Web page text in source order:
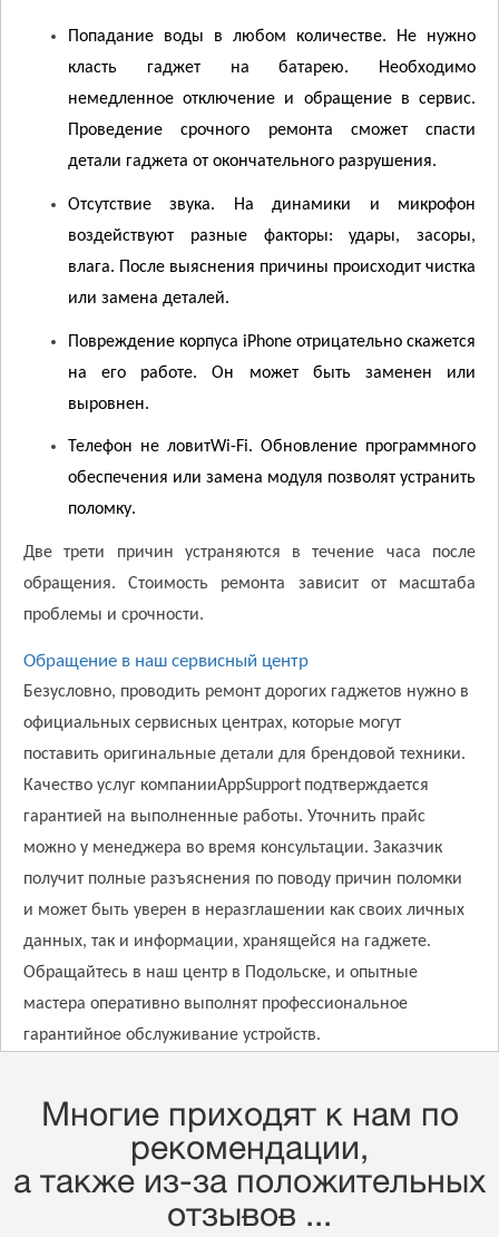
Попадание воды в любом количестве. Не нужно
класть гаджет на батарею. Необходимо
немедленное отключение и обращение в сервис.
Проведение срочного ремонта сможет спасти
детали гаджета от окончательного разрушения.
Отсутствие звука. На динамики и микрофон
воздействуют разные факторы: удары, засоры,
влага. После выяснения причины происходит чистка
или замена деталей.
Повреждение корпуса iPhone отрицательно скажется
на его работе. Он может быть заменен или
выровнен.
Телефон не ловитWi-Fi. Обновление программного
обеспечения или замена модуля позволят устранить
поломку.
Две трети причин устраняются в течение часа после
обращения. Стоимость ремонта зависит от масштаба
проблемы и срочности.
Обращение в наш сервисный центр
Безусловно, проводить ремонт дорогих гаджетов нужно в
официальных сервисных центрах, которые могут
поставить оригинальные детали для брендовой техники.
Качество услуг компанииAppSupport подтверждается
гарантией на выполненные работы. Уточнить прайс
можно у менеджера во время консультации. Заказчик
получит полные разъяснения по поводу причин поломки
и может быть уверен в неразглашении как своих личных
данных, так и информации, хранящейся на гаджете.
Обращайтесь в наш центр в Подольске, и опытные
мастера оперативно выполнят профессиональное
гарантийное обслуживание устройств.
Многие приходят к нам по
рекомендации,
a также из-за положительных
отзывов ...